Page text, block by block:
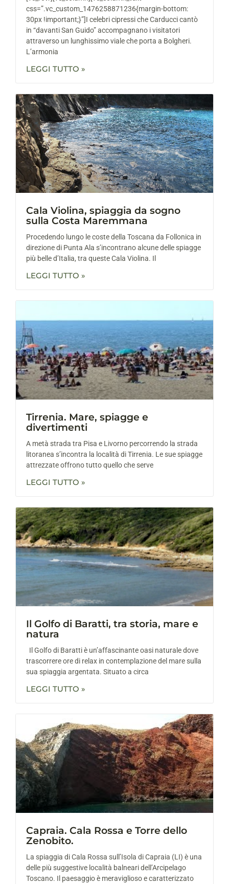
css=”.vc_custom_1476258871236{margin-bottom:
30px !important;}”]I celebri cipressi che Carducci cantò
in “davanti San Guido” accompagnano i visitatori
attraverso un lunghissimo viale che porta a Bolgheri.
L’armonia
LEGGI TUTTO »
Cala Violina, spiaggia da sogno
sulla Costa Maremmana
Procedendo lungo le coste della Toscana da Follonica in
direzione di Punta Ala s’incontrano alcune delle spiagge
più belle d’Italia, tra queste Cala Violina. Il
LEGGI TUTTO »
Tirrenia. Mare, spiagge e
divertimenti
A metà strada tra Pisa e Livorno percorrendo la strada
litoranea s’incontra la località di Tirrenia. Le sue spiagge
attrezzate offrono tutto quello che serve
LEGGI TUTTO »
Il Golfo di Baratti, tra storia, mare e
natura
Il Golfo di Baratti è un’affascinante oasi naturale dove
trascorrere ore di relax in contemplazione del mare sulla
sua spiaggia argentata. Situato a circa
LEGGI TUTTO »
Capraia. Cala Rossa e Torre dello
Zenobito.
La spiaggia di Cala Rossa sull’Isola di Capraia (LI) è una
delle più suggestive località balneari dell’Arcipelago
Toscano. Il paesaggio è meraviglioso e caratterizzato